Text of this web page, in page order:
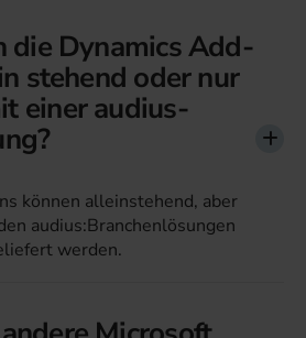
die Dynamics Add-
stehend oder nur
einer audius-
können alleinstehend, aber
audius:Branchenlösungen
werden.